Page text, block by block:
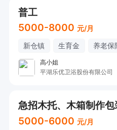
普工
5000-8000 元/月
新仓镇 生育金 养老保
高小姐
平湖乐优卫浴股份有限公司
急招木托、木箱制作
5000-6000 元/月